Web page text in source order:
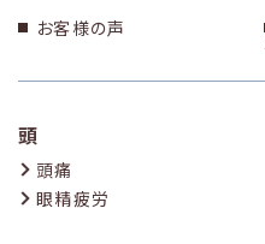
お客様の声
頭
頭痛
眼精疲労